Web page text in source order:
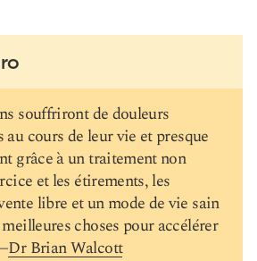
souffriront de douleurs
au cours de leur vie et presque
grâce à un traitement non
et les étirements, les
libre et un mode de vie sain
choses pour accélérer
Dr Brian Walcott